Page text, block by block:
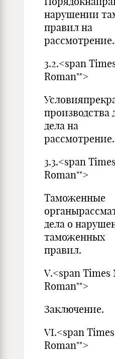
нарушении
правил на
3.2.<span
Roman"">
производства
дела на
3.3.<span
Roman"">
Таможенные
дела о
таможенных
V.<span Times
VI.<span
Roman"">